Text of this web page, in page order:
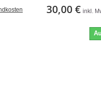
30,00 € inkl.